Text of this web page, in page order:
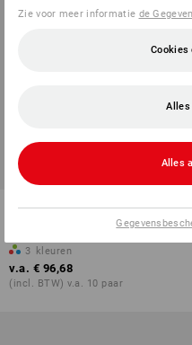
O6 Werkschoenen e.s. Termoli
3 kleuren
v.a. € 96,68
(incl. BTW) v.a. 10 paar
Zie voor meer informatie de
Cookies
Alles
Alles